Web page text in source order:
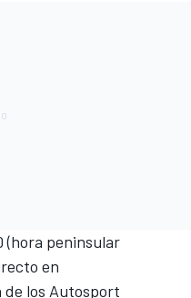
(hora peninsular
en
de los Autosport